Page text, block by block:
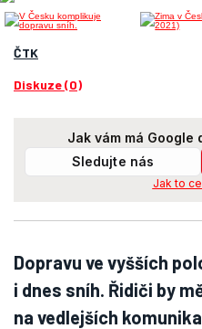
ČTK
Diskuze (0)
Jak vám má Google
Sledujte nás
Jak to
Dopravu ve vyšších
i dnes sníh. Řidiči by
na vedlejších